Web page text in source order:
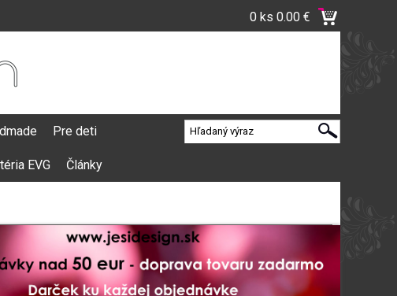
0 ks 0.00 €
Pre deti
EVG Články